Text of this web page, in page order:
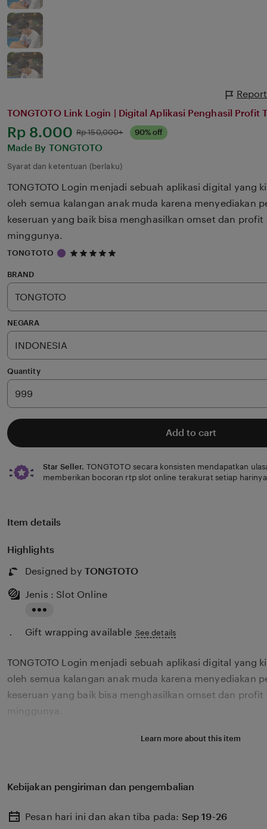
TONGTOTO Link Login | Digital Aplikasi Penghasil Profit
Harga:
Rp 8.000 Normal:
Rp 150,000+ 90% off
Made By TONGTOTO
Syarat dan ketentuan (berlaku)
TONGTOTO Login menjadi sebuah aplikasi digital yang
oleh semua kalangan anak muda karena menyediakan
keseruan yang baik bisa menghasilkan omset dan
minggunya.
TONGTOTO
5
5
BRAND
NEGARA
Quantity
Add to cart
Star Seller. TONGTOTO secara konsisten mendapatkan
memberikan bocoran rtp slot online terakurat setiap
Item details
Highlights
Designed by TONGTOTO
the
description
Jenis : Slot Online
Gift wrapping available See details
TONGTOTO Login menjadi sebuah aplikasi digital yang
oleh semua kalangan anak muda karena menyediakan
keseruan yang baik bisa menghasilkan omset dan
minggunya.
Learn more about this item
Kebijakan pengiriman dan pengembalian
Pesan hari ini dan akan tiba pada: Sep 19-26